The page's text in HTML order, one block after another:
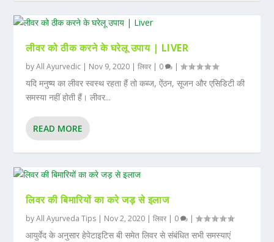
लीवर को ठीक करने के घरेलू उपाय | LIVER
byAll Ayurvedic | Nov 9, 2020 |लिवर | 0 |
यदि मनुष्य का लीवर स्वस्थ रहता हैं तो कब्ज, ऐंठन, सूजन और एसिडिटी की
समस्या नहीं होती हैं। लीवर...
READ MORE
लिवर की बिमारियों का करे जड़ से इलाज
byAll Ayurveda Tips | Nov 2, 2020 |लिवर | 0 |
आयुर्वेद के अनुसार हेपेटाइटिस बी समेत लिवर से संबंधित सभी समस्‍याएं